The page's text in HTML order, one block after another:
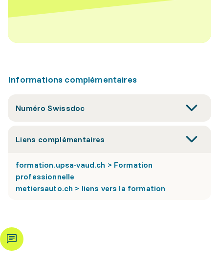
Informations complémentaires
Numéro Swissdoc
Liens complémentaires
formation.upsa-vaud.ch > Formation
professionnelle
metiersauto.ch > liens vers la formation